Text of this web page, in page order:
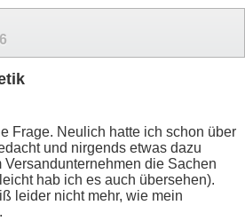
Frage. Neulich hatte ich schon über
und nirgends etwas dazu
die Sachen
hab ich es auch übersehen).
leider nicht mehr, wie mein